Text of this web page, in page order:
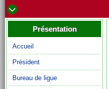
Présentation
Accueil
Président
Bureau de ligue